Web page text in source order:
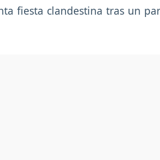
fiesta clandestina tras un